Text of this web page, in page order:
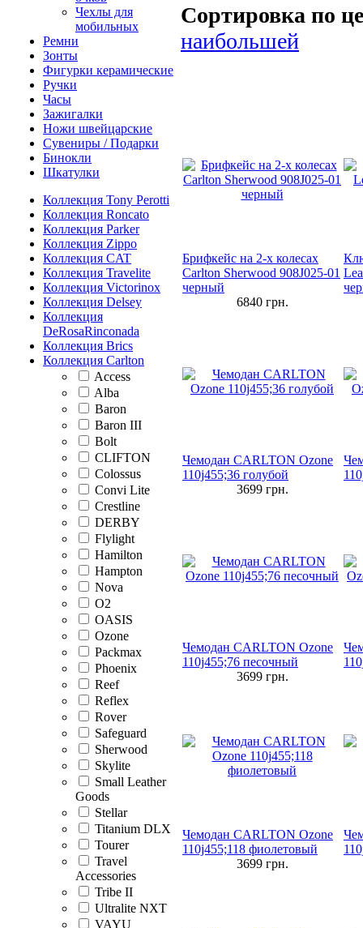
Чехлы для
мобильных
Ремни
Зонты
Фигурки керамические
Ручки
Часы
Зажигалки
Ножи швейцарские
Сувениры / Подарки
Бинокли
Шкатулки
Коллекция Tony Perotti
Коллекция Roncato
Коллекция Parker
Коллекция Zippo
Коллекция CAT
Коллекция Travelite
Коллекция Victorinox
Коллекция Delsey
Коллекция
DeRosaRinconada
Коллекция Brics
Коллекция Carlton
Access
Alba
Baron
Baron III
Bolt
CLIFTON
Colossus
Convi Lite
Crestline
DERBY
Flylight
Hamilton
Hampton
Nova
O2
OASIS
Ozone
Packmax
Phoenix
Reef
Reflex
Rover
Safeguard
Sherwood
Skylite
Small Leather
Goods
Stellar
Titanium DLX
Tourer
Travel
Accessories
Tribe II
Ultralite NXT
VAYU
Сортировка по
наибольшей
Брифкейс на 2-х колесах
Carlton Sherwood 908J025-01
черный
6840грн.
Чемодан CARLTON Ozone
110j455;36 голубой
3699грн.
Чемодан CARLTON Ozone
110j455;76 песочный
3699грн.
Чемодан CARLTON Ozone
110j455;118 фиолетовый
3699грн.